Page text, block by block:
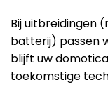
Bij uitbreidingen
batterij) passen
blijft uw
toekomstige